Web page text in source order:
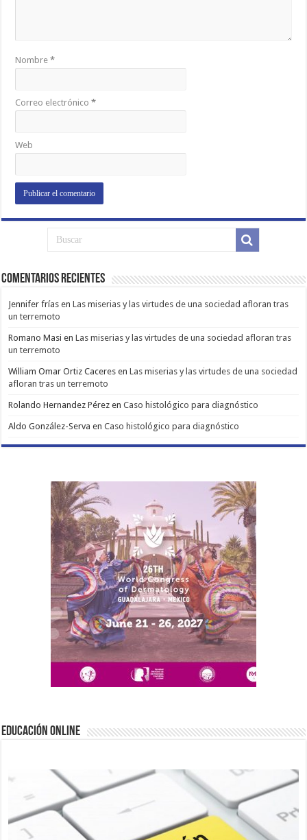
Nombre*
Correo electrónico*
Web
Comentarios Recientes
Jennifer frías enLas miserias y las virtudes de una sociedad afloran tras
un terremoto
Romano Masi enLas miserias y las virtudes de una sociedad afloran tras
un terremoto
William Omar Ortiz Caceres enLas miserias y las virtudes de una sociedad
afloran tras un terremoto
Rolando Hernandez Pérez enCaso histológico para diagnóstico
Aldo González-Serva enCaso histológico para diagnóstico
EDUCACIÓN ONLINE